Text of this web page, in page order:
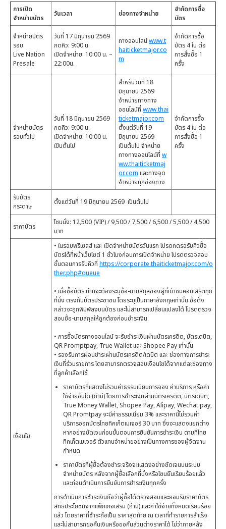
การเปิด
จำหน่ายบัตร
วันเวลา ช่องทางจำหน่าย
จำกัดการซื้อ
บัตร
จำหน่ายบัตร
รอบ
Live Nation
Presale
วันที่ 17 มิถุนายน 2569
กดคิว: 9:00 น.
เปิดจำหน่าย: 10:00 น. –
22:00น.
ทางออนไลน์www.t
haiticketmajor.co
m
จำกัดการซื้อ
บัตร 4 ใบ ต่อ
การสั่งซื้อ 1
ครั้ง
จำหน่ายบัตร
รอบทั่วไป
วันที่ 18 มิถุนายน 2569
กดคิว: 9:00 น.
เปิดจำหน่าย: 10:00 น.
เป็นต้นไป
สำหรับวันที่ 18
มิถุนายน 2569
จำหน่ายทางทาง
ออนไลน์ที่ www.thai
ticketmajor.com
ตั้งแต่วันที่ 19
มิถุนายน 2569
เป็นต้นไป จำหน่าย
ทางทางออนไลน์ที่ w
ww.thaiticketmaj
or.com และทางจุด
จำหน่ายทุกช่องทาง
จำกัดการซื้อ
บัตร 4 ใบ ต่อ
การสั่งซื้อ 1
ครั้ง
รับบัตร
กระดาษ
ตั้งแต่วันที่ 19 มิถุนายน 2569 เป็นต้นไป
ราคาบัตร
โซนนั่ง: 12,500 (VIP) / 9,500 / 7,500 / 6,500 / 5,500 / 4,500
บาท
เงื่อนไข
• ในรอบพรีเซลส์ และ เปิดจำหน่ายบัตรวันแรก โปรดกดรอรับคิวซื้อ
บัตรได้ที่หน้าเว็บไซต์ 1 ชั่วโมงก่อนการเปิดจำหน่าย โปรดตรวจสอบ
ขั้นตอนการรับคิวที่ https://corporate.thaiticketmajor.com/o
ther.php#queue
• เมื่อซื้อบัตร ท่านจะต้องระบุชื่อ-นามสกุลของผู้ที่เข้าชมคอนเสิร์ตทุก
ที่นั่ง ตรงกับบัตรประชาชน โดยระบุเป็นภาษาอังกฤษเท่านั้น ชื่อดัง
กล่าวจะถูกพิมพ์ลงบนบัตร และไม่สามารถเปลี่ยนแปลงได้ โปรดตรวจ
สอบชื่อ-นามสกุลให้ถูกต้องก่อนชำระเงิน
• การซื้อบัตรทางออนไลน์ จะรับชำระเงินผ่านบัตรเครดิต, บัตรเดบิต,
QR Promptpay, True Wallet และ Shopee Pay เท่านั้น
• รองรับการผ่อนชำระผ่านบัตรเครดิต/เดบิต และ ช่องทางการชำระ
เงินที่ร่วมรายการ โดยสามารถตรวจสอบเงื่อนไขได้จากแต่ละช่องทาง
ที่ลูกค้าเลือกใช้
ราคาบัตรที่แสดงไม่รวมค่าธรรมเนียมการจอง ค่าบริการ หรือค่า
ใช้จ่ายอื่นใด (ถ้ามี) โดยการชำระเงินผ่านบัตรเครดิต, บัตรเดบิต,
True Money Wallet, Shopee Pay, Alipay, Wechat pay,
QR Promtpay จะมีค่าธรรมเนียม 3% และราคานี้ไม่รวมค่า
บริการออกบัตรไทยทิคเก็ตเมเจอร์ 30 บาท ซึ่งจะแสดงแยกต่าง
หากอย่างชัดเจนก่อนขั้นตอนการยืนยันการชำระเงิน ตามที่ไทย
ทิคเก็ตเมเจอร์ ตัวแทนจำหน่ายอย่างเป็นทางการของผู้จัดงาน
กำหนด
ราคาบัตรที่ผู้ซื้อต้องชำระจริงจะแสดงอย่างชัดเจนบนระบบ
จำหน่ายบัตร หลังจากผู้ซื้อเลือกที่นั่งหรือโซนยืนเรียบร้อยแล้ว
และก่อนดำเนินการยืนยันการชำระเงินทุกครั้ง
การดำเนินการชำระเงินถือว่าผู้ซื้อได้ตรวจสอบและยอมรับราคาบัตร
สิทธิประโยชน์จากแพ็กเกจเสริม (ถ้ามี) และค่าใช้จ่ายทั้งหมดเรียบร้อย
แล้ว โดยราคาที่ชำระถือเป็น ราคาสุดท้าย ณ เวลาที่ทำรายการสำเร็จ
และไม่สามารถขอคืนเงินหรือขอคืนส่วนต่างราคาได้ ไม่ว่าภายหลัง